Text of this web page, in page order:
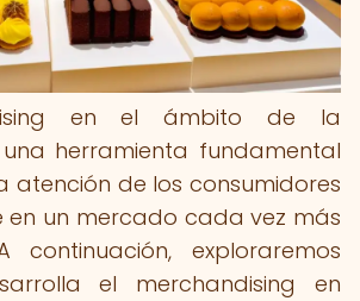
en el ámbito de la
herramienta fundamental
de los consumidores
en un mercado cada vez más
continuación, exploraremos
el merchandising en